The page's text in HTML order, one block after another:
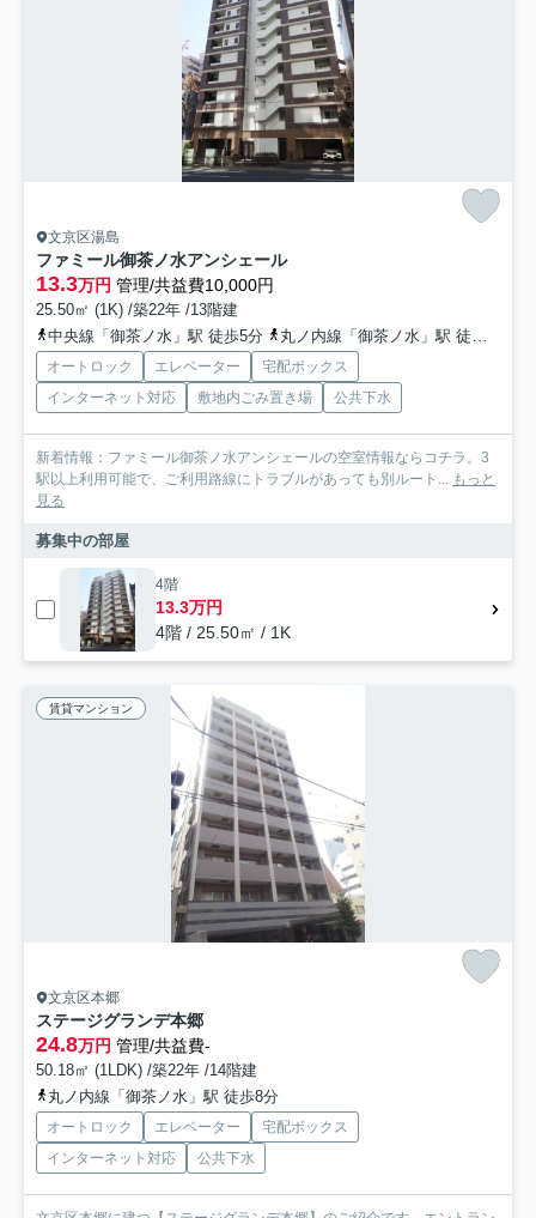
文京区湯島
ファミール御茶ノ水アンシェール
13.3万円 管理/共益費10,000円
25.50㎡ (1K) /築22年 /13階建
中央線「御茶ノ水」駅 徒歩5分
丸ノ内線「御茶ノ水」駅 徒歩6分
オートロック エレベーター
宅配ボックス
インターネット対応
敷地内ごみ置き場 公共下水
新着情報：ファミール御茶ノ水アンシェールの空室情報ならコチラ。3
駅以上利用可能で、ご利用路線にトラブルがあっても別ルート... もっと
見る
募集中の部屋
4階
13.3万円
4階 / 25.50㎡ / 1K
賃貸マンション
文京区本郷
ステージグランデ本郷
24.8万円 管理/共益費-
50.18㎡ (1LDK) /築22年 /14階建
丸ノ内線「御茶ノ水」駅 徒歩8分
オートロック エレベーター
宅配ボックス
インターネット対応
公共下水